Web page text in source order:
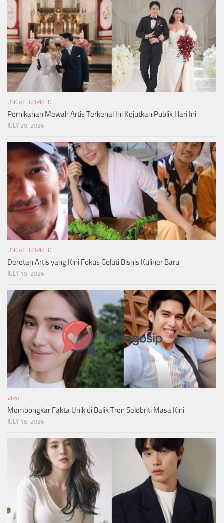
UNCATEGORIZED
Pernikahan Mewah Artis Terkenal Ini Kejutkan Publik Hari Ini
JULY 20, 2026
UNCATEGORIZED
Deretan Artis yang Kini Fokus Geluti Bisnis Kuliner Baru
JULY 19, 2026
VIRAL
Membongkar Fakta Unik di Balik Tren Selebriti Masa Kini
JULY 15, 2026